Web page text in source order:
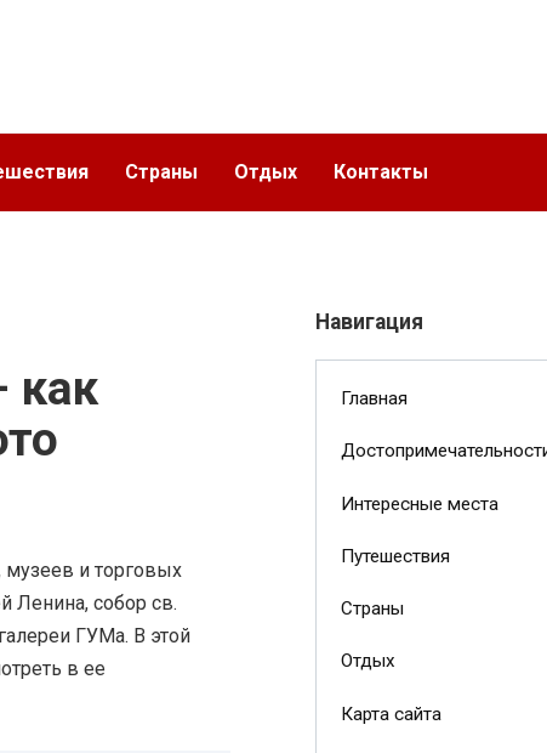
Страны Отдых Контакты
как
и торговых
Ленина, собор св.
ГУМа. В этой
в ее
Навигация
Главная
Интересные места
Путешествия
Страны
Отдых
Карта сайта